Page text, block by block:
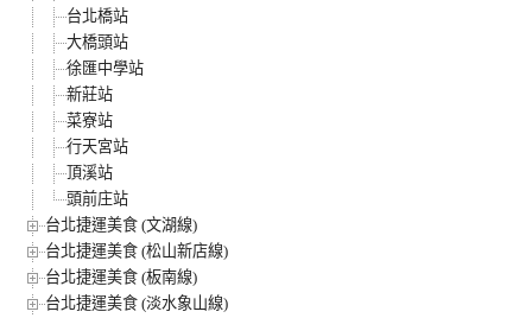
台北橋站
大橋頭站
徐匯中學站
新莊站
菜寮站
行天宮站
頂溪站
頭前庄站
台北捷運美食 (文湖線)
台北捷運美食 (松山新店線)
台北捷運美食 (板南線)
台北捷運美食 (淡水象山線)